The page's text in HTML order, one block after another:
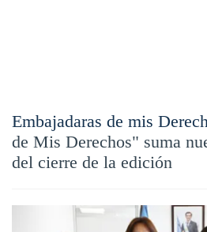
Embajadaras de mis
de Mis Derechos" suma
del cierre de la edición